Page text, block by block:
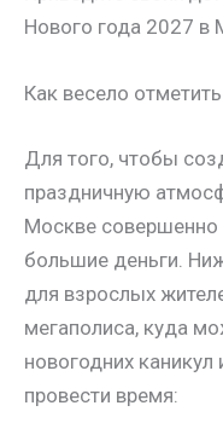
Нового года 2027 в
Как весело
Для того, чтобы
праздничную
Москве совершенно
большие деньги.
для взрослых
мегаполиса, куда
новогодних
провести время: